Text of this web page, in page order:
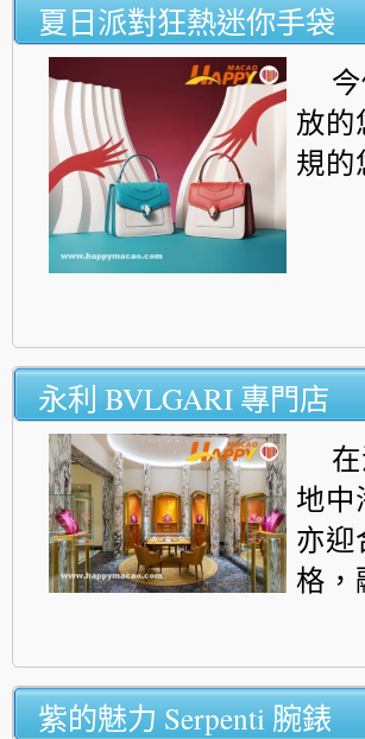
夏日派對狂熱迷你手袋
放的
規的
永利 BVLGARI 專門店
地中
亦迎
格，
紫的魅力 Serpenti 腕錶